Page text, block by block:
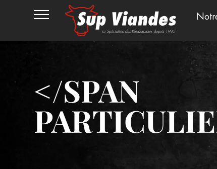
</SPAN